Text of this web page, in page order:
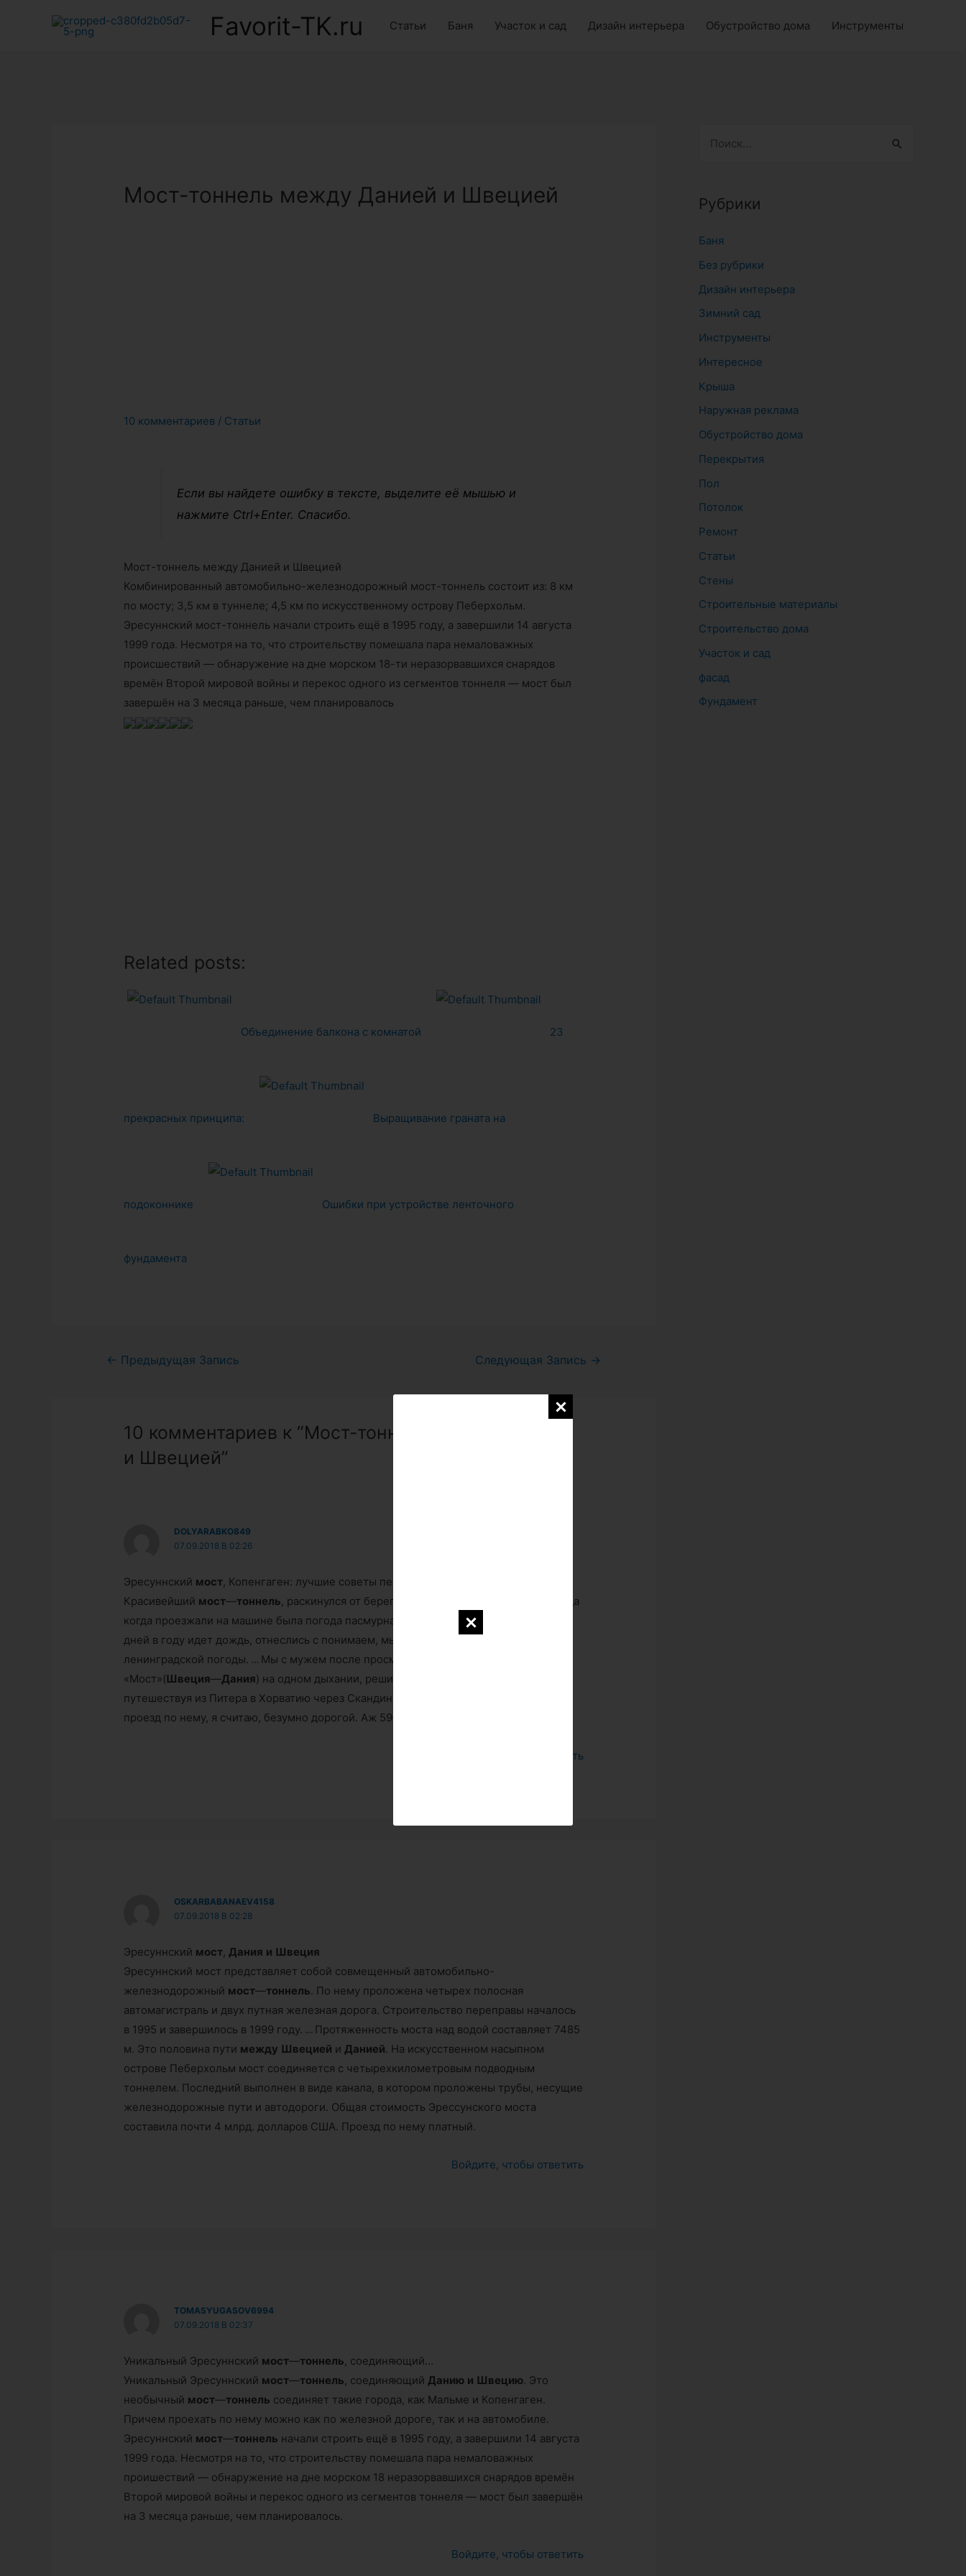
Favorit-TK.ru Статьи Баня Участок и сад Дизайн интерьера Обустройство дома Инструменты
Мост-тоннель между Данией и Швецией
10 комментариев / Статьи
Если вы найдете ошибку в тексте, выделите её мышью и
нажмите Ctrl+Enter. Спасибо.
Мост-тоннель между Данией и Швецией
Комбинированный автомобильно-железнодорожный мост-тоннель состоит из: 8 км
по мосту; 3,5 км в туннеле; 4,5 км по искусственному острову Пеберхольм.
Эресуннский мост-тоннель начали строить ещё в 1995 году, а завершили 14 августа
1999 года. Несмотря на то, что строительству помешала пара немаловажных
происшествий — обнаружение на дне морском 18-ти неразорвавшихся снарядов
времён Второй мировой войны и перекос одного из сегментов тоннеля — мост был
завершён на 3 месяца раньше, чем планировалось
Related posts:
Объединение балкона с комнатой 23
прекрасных принципа: Выращивание граната на
подоконнике Ошибки при устройстве ленточного
фундамента
Навигация
← Предыдущая Запись Следующая Запись →
10 комментариев к “Мост-тоннель между Данией
и Швецией”
DOLYARABKO849
07.09.2018 В 02:26
Эресуннский мост , Копенгаген: лучшие советы перед…
Красивейший мост—тоннель , раскинулся от берегов
. Правда, когда
когда проезжали на машине была погода пасмурная. Впрочем, в Копенгагене 200
дней в году идет дождь, отнеслись с понимаем, мы привычные к нашим капризам
ленинградской погоды. … Мы с мужем после просмотра 1-го сезона сериала
«Мост»(Швеция—Дания) на одном дыхании, решили обязательно там проехать,
путешествуя из Питера в Хорватию через Скандинавию. Конечно, мост, как мост, но
проезд по нему, я считаю, безумно дорогой. Аж 59€ евро!
Войдите, чтобы ответить
OSKARBABANAEV4158
07.09.2018 В 02:28
Эресуннский мост,Дания и Швеция
Эресуннский мост представляет собой совмещенный автомобильно-
железнодорожный мост—тоннель. По нему проложена четырех полосная
автомагистраль и двух путная железная дорога. Строительство переправы началось
в 1995 и завершилось в 1999 году. … Протяженность моста над водой составляет 7485
м. Это половина пути между Швецией иДанией. На искусственном насыпном
острове Пеберхольм мост соединяется с четырехкилометровым подводным
тоннелем. Последний выполнен в виде канала, в котором проложены трубы, несущие
железнодорожные пути и автодороги. Общая стоимость Эрессунского моста
составила почти 4 млрд. долларов США. Проезд по нему платный.
Войдите, чтобы ответить
TOMASYUGASOV6994
07.09.2018 В 02:37
Уникальный Эресуннский мост—тоннель, соединяющий…
Уникальный Эресуннский мост—тоннель, соединяющийДанию и Швецию. Это
необычный мост—тоннель соединяет такие города, как Мальме и Копенгаген.
Причем проехать по нему можно как по железной дороге, так и на автомобиле.
Эресуннский мост—тоннель начали строить ещё в 1995 году, а завершили 14 августа
1999 года. Несмотря на то, что строительству помешала пара немаловажных
проишествий — обнаружение на дне морском 18 неразорвавшихся снарядов времён
Второй мировой войны и перекос одного из сегментов тоннеля — мост был завершён
на 3 месяца раньше, чем планировалось.
Войдите, чтобы ответить
т
:
Рубрики
Баня
Без рубрики
Дизайн интерьера
Зимний сад
Инструменты
Интересное
Крыша
Наружная реклама
Обустройство дома
Перекрытия
Пол
Потолок
Ремонт
Статьи
Стены
Строительные материалы
Строительство дома
Участок и сад
фасад
Фундамент